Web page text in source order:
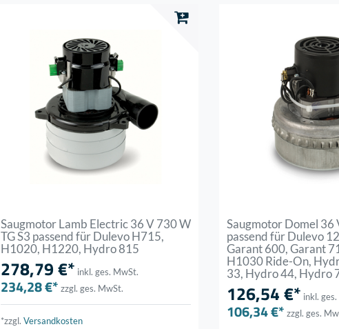
Saugmotor Lamb Electric 36 V 730 W
TG S3 passend für Dulevo H715,
H1020, H1220, Hydro 815
278,79 €* inkl. ges. MwSt.
234,28 €* zzgl. ges. MwSt.
*zzgl. Versandkosten
Saugmotor Domel 36
passend für Dulevo
Garant 600, Garant
H1030 Ride-On,
33, Hydro 44, Hydro
126,54 €* inkl.
106,34 €* zzgl. ges.